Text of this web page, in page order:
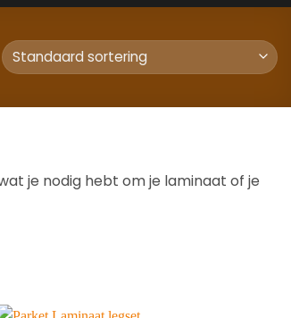
je nodig hebt om je laminaat of je